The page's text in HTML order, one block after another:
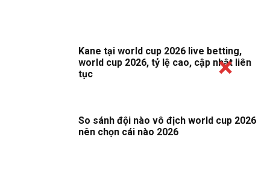
Kane tại world cup 2026 live betting,
world cup 2026, tỷ lệ cao, cập nhật liên
tục
So sánh đội nào vô địch world cup 2026
nên chọn cái nào 2026